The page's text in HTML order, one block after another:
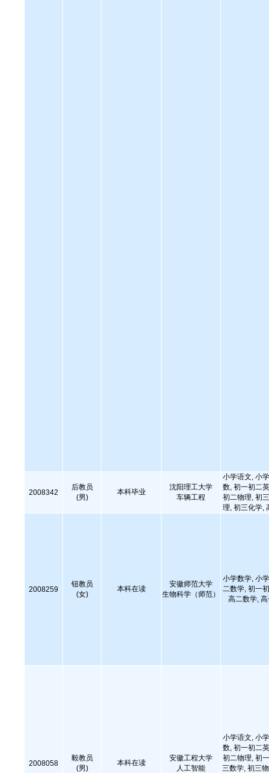
2008342
后教员
(男)
本科毕业
沈阳理工大学
车辆工程
小学语文, 小
数, 初一初二
初二物理, 初
理, 初三化学,
2008259
钮教员
(女)
本科在读
安徽师范大学
生物科学（师范）
小学数学, 小
二数学, 初一
高二数学,
2008058
毅教员
(男)
本科在读
安徽工程大学
人工智能
小学语文, 小
数, 初一初二
初二物理, 初
三数学, 初三